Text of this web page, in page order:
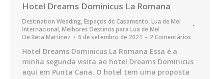
Hotel Dreams Dominicus La Romana
Destination Wedding,Espaços de Casamento,Lua de Mel
Internacional,Melhores Destinos para Lua de Mel
De Beta Martinez 6 de setembro de 2021 2 Comentários
Hotel Dreams Dominicus La Romana Essa é a
minha segunda visita ao hotel Dreams Dominicus
aqui em Punta Cana. O hotel tem uma proposta